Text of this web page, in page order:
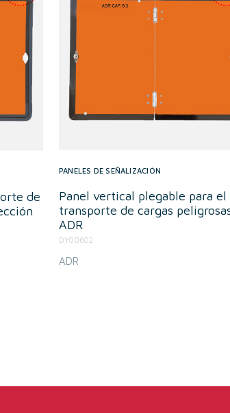
de
PANELES DE SEÑALIZACIÓN
Panel vertical plegable para el
transporte de cargas
ADR
DY00602
ADR